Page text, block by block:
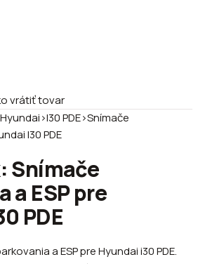
vrátiť tovar
Hyundai›I30 PDE›Snímače
I30 PDE
Snímače
a ESP pre
PDE
a ESP pre Hyundai i30 PDE.